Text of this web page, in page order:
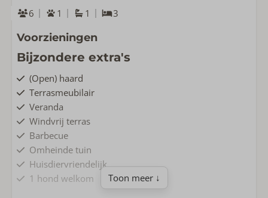
6 1 1 3
Voorzieningen
Bijzondere extra's
(Open) haard
Terrasmeubilair
Veranda
Windvrij terras
Barbecue
Omheinde tuin
Huisdiervriendelijk
1 hond welkom
Toon meer ↓